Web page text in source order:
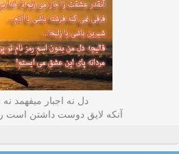
دل نه اجبار میفهمد
آنکه لایق دوست داشتن است